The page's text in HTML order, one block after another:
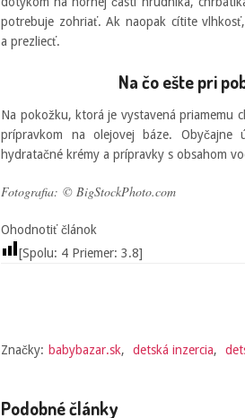
potrebuje zohriať. Ak naopak cítite
a prezliecť.
Na čo ešte pri
Na pokožku, ktorá je vystavená
prípravkom na olejovej báze. Obyčajne
hydratačné krémy a prípravky s obsahom
Fotografia: © BigStockPhoto.com
Ohodnotiť článok
[Spolu: 4 Priemer:3.8]
Značky: babybazar.sk, detská inzercia,
Podobné články